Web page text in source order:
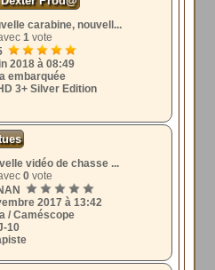
carabine, nouvell...
1 vote
2018 à 08:49
embarquée
3+ Silver Edition
vidéo de chasse ...
0 vote
2017 à 13:42
/ Caméscope
10